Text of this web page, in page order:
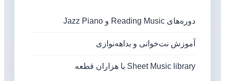
دوره‌های Reading Music و Jazz Piano
آموزش نت‌خوانی و بداهه‌نوازی
Sheet Music library با هزاران قطعه